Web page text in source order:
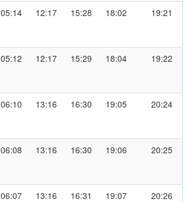
05:14 12:17 15:28 18:02 19:21
05:12 12:17 15:29 18:04 19:22
06:10 13:16 16:30 19:05 20:24
06:08 13:16 16:30 19:06 20:25
06:07 13:16 16:31 19:07 20:26